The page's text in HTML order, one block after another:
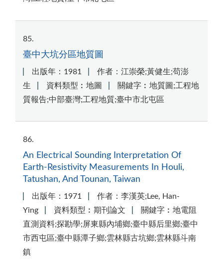
85
臺中大坑分區地質圖
出版年：1981
作者：江崇榮;黃健生;苟澎
生
資料類型︰地圖
關鍵字︰地質圖;工程地
質報告;中部臺灣;工程地質;臺中市北屯區
86
An Electrical Sounding Interpretation Of
Earth-Resistivity Measurements In Houli,
Tatushan, And Tounan, Taiwan
出版年：1971
作者：李漢英;Lee, Han-
Ying
資料類型︰期刊論文
關鍵字︰地電阻
直測資料;探勘學;屏東縣內埔鄉;臺中縣后里鄉;臺中
市西屯區;臺中縣潭子鄉;雲林縣古坑鄉;雲林縣斗南
鎮